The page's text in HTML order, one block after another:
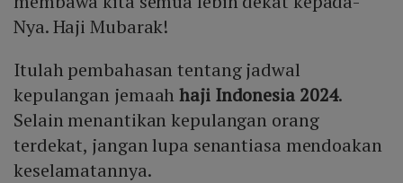
Nya. Haji Mubarak!
Itulah pembahasan tentang jadwal
kepulangan jemaahhaji Indonesia 2024.
Selain menantikan kepulangan orang
terdekat, jangan lupa senantiasa mendoakan
keselamatannya.